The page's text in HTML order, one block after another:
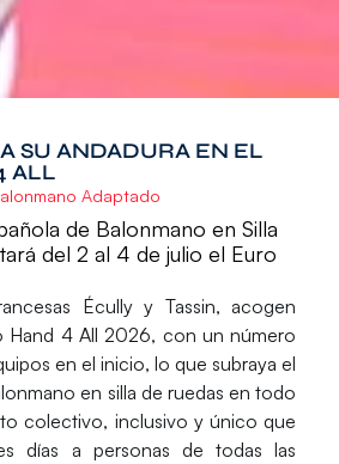
SU ANDADURA EN EL
ALL
Adaptado
de Balonmano en Silla
del 2 al 4 de julio el Euro
Écully y Tassin, acogen
Hand 4 All 2026, con un número
en el inicio, lo que subraya el
en silla de ruedas en todo
colectivo, inclusivo y único que
días a personas de todas las